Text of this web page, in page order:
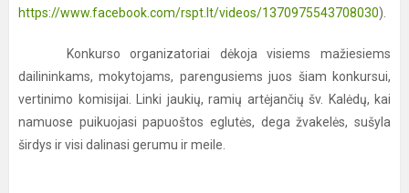
https://www.facebook.com/rspt.lt/videos/1370975543708030).
Konkurso organizatoriai dėkoja visiems mažiesiems
dailininkams, mokytojams, parengusiems juos šiam konkursui,
vertinimo komisijai. Linki jaukių, ramių artėjančių šv. Kalėdų, kai
namuose puikuojasi papuoštos eglutės, dega žvakelės, sušyla
širdys ir visi dalinasi gerumu ir meile.